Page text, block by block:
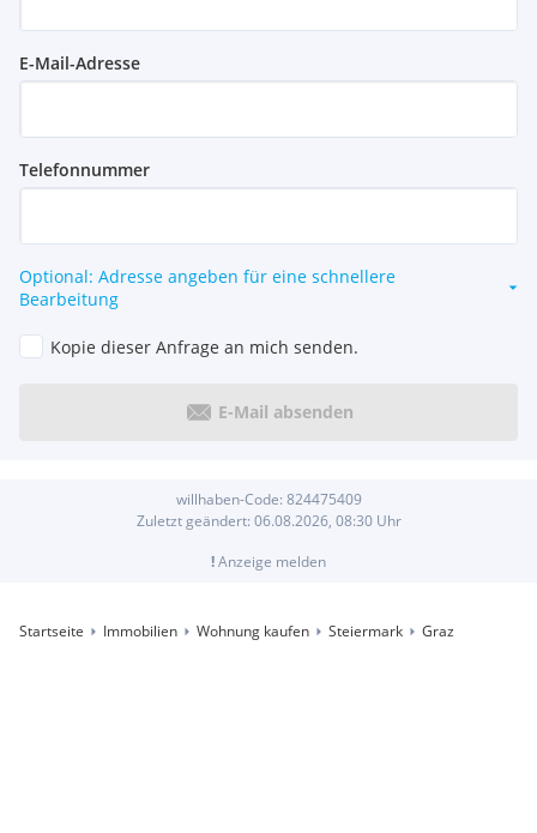
E-Mail-Adresse
Telefonnummer
Optional: Adresse angeben für eine schnellere
Bearbeitung
Kopie dieser Anfrage an mich senden.
E-Mail absenden
willhaben-Code: 824475409
Zuletzt geändert: 06.08.2026, 08:30Uhr
!Anzeige melden
Startseite Immobilien Wohnung kaufen Steiermark Graz